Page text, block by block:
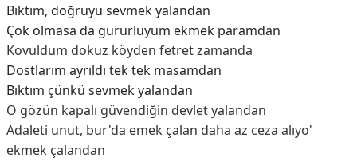
Bıktım, doğruyu sevmek yalandan
Çok olmasa da gururluyum ekmek paramdan
Kovuldum dokuz köyden fetret zamanda
Dostlarım ayrıldı tek tek masamdan
Bıktım çünkü sevmek yalandan
O gözün kapalı güvendiğin devlet yalandan
Adaleti unut, bur'da emek çalan daha az ceza alıyo'
ekmek çalandan